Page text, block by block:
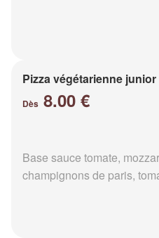
Pizza végétarienne junior
Dès 8.00 €
Base sauce tomate,
champignons de paris,